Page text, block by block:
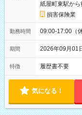
紙屋町東駅か
損害保険業
勤務時間 09:00-17:00（
期間 2026年09月
特徴 履歴書不要
気になる！